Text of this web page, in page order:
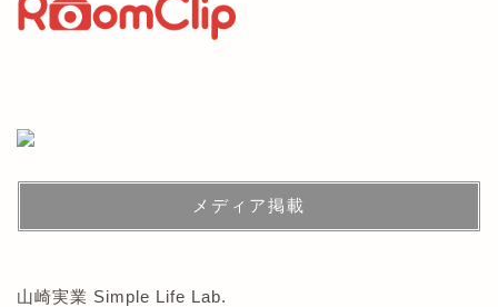
メディア掲載
山崎実業 Simple Life Lab.